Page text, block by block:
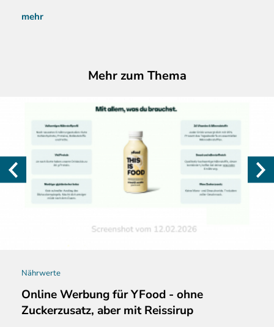
mehr
Mehr zum Thema
Nährwerte
Online Werbung für YFood - ohne
Zuckerzusatz, aber mit Reissirup